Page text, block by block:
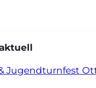
Jugendturnfest